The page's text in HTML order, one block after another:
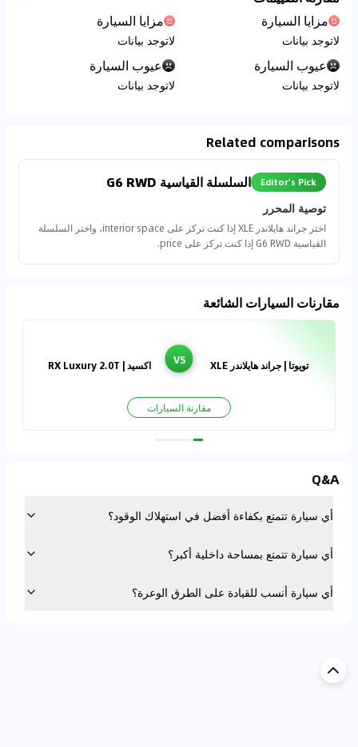
مزايا السيارة
لاتوجد بيانات
عيوب السيارة
لاتوجد بيانات
مزايا السيارة
لاتوجد بيانات
عيوب السيارة
لاتوجد بيانات
Related comparisons
Editor's Pick السلسلة القياسية G6 RWD
توصية المحرر
اختر جراند هايلاندر XLE إذا كنت تركز على interior space، واختر السلسلة
القياسية G6 RWD إذا كنت تركز على price.
مقارنات السيارات الشائعة
تويوتا | جراند هايلاندر XLE VS اكسيد | RX Luxury 2.0T
مقارنة السيارات
Q&A
أي سيارة تتمتع بكفاءة أفضل في استهلاك الوقود؟
أي سيارة تتمتع بمساحة داخلية أكبر؟
أي سيارة أنسب للقيادة على الطرق الوعرة؟